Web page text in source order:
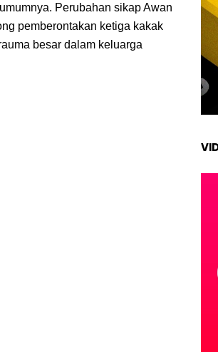
Perubahan sikap Awan
pemberontakan ketiga kakak
besar dalam keluarga